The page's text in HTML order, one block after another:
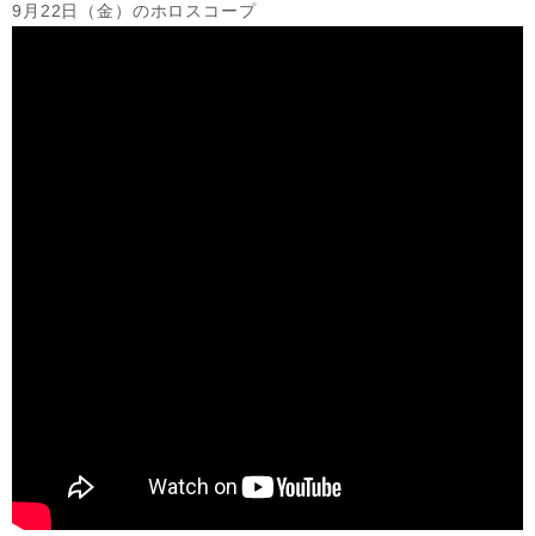
9月22日（金）のホロスコープ